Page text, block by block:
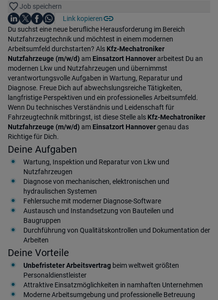
Job speichern
Teile diesen Job
Auf LinkedIn teilen
Auf X teilen
Auf Facebook teilen
Auf WhatsApp teilen
Link kopieren
Einleitung
Du suchst eine neue berufliche Herausforderung im Bereich
Nutzfahrzeugtechnik und möchtest in einem modernen
Arbeitsumfeld durchstarten? Als Kfz-Mechatroniker
Nutzfahrzeuge (m/w/d) am Einsatzort Hannoverarbeitest Du an
modernen Lkw und Nutzfahrzeugen und übernimmst
verantwortungsvolle Aufgaben in Wartung, Reparatur und
Diagnose. Freue Dich auf abwechslungsreiche Tätigkeiten,
langfristige Perspektiven und ein professionelles Arbeitsumfeld.
Wenn Du technisches Verständnis und Leidenschaft für
Fahrzeugtechnik mitbringst, ist diese Stelle als Kfz-Mechatroniker
Nutzfahrzeuge (m/w/d) am Einsatzort Hannovergenau das
Richtige für Dich.
Deine Aufgaben
Wartung, Inspektion und Reparatur von Lkw und
Nutzfahrzeugen
Diagnose von mechanischen, elektronischen und
hydraulischen Systemen
Fehlersuche mit moderner Diagnose-Software
Austausch und Instandsetzung von Bauteilen und
Baugruppen
Durchführung von Qualitätskontrollen und Dokumentation der
Arbeiten
Deine Vorteile
Unbefristeter Arbeitsvertrag beim weltweit größten
Personaldienstleister
Attraktive Einsatzmöglichkeiten in namhaften Unternehmen
Moderne Arbeitsumgebung und professionelle Betreuung